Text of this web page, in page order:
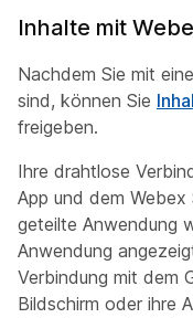
Inhalte mit
Nachdem Sie mit
sind, können Sie
freigeben.
Ihre drahtlose
App und dem
geteilte Anwendung
Anwendung
Verbindung mit dem
Bildschirm oder ihre